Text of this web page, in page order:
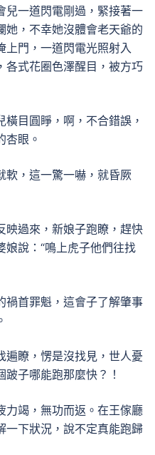
兒一道閃電剛過，緊接著一
她，不幸她沒體會老天爺的
上門，一道閃電光照射入
各式花圈色澤醒目，被方巧
目圓睜，啊，不合錯誤，
杏眼。
，這一驚一嚇，就昏厥
過來，新娘子跑瞭，趕快
說：“鳴上虎子他們往找
首罪魁，這會子了解肇事
瞭，愣是沒找見，世人憂
子哪能跑那麼快？！
竭，無功而返。在王傢廳
一下狀況，說不定真能跑歸